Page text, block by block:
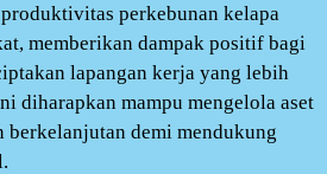
perkebunan kelapa
memberikan dampak positif bagi
lapangan kerja yang lebih
diharapkan mampu mengelola aset
berkelanjutan demi mendukung